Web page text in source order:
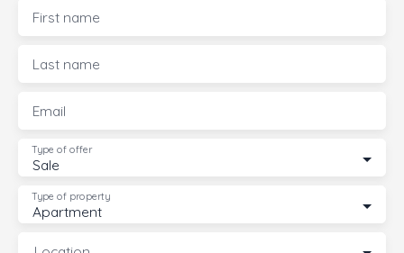
First name
Last name
Email
Sale
Type of offer
Apartment
Type of property